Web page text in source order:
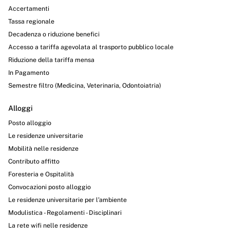
Accertamenti
Tassa regionale
Decadenza o riduzione benefici
Accesso a tariffa agevolata al trasporto pubblico locale
Riduzione della tariffa mensa
In Pagamento
Semestre filtro (Medicina, Veterinaria, Odontoiatria)
Alloggi
Posto alloggio
Le residenze universitarie
Mobilità nelle residenze
Contributo affitto
Foresteria e Ospitalità
Convocazioni posto alloggio
Le residenze universitarie per l’ambiente
Modulistica - Regolamenti - Disciplinari
La rete wifi nelle residenze